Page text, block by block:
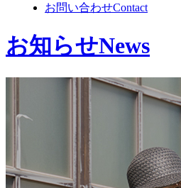
お問い合わせContact
お知らせNews